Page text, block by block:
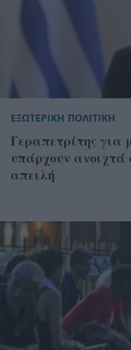
ΕΞΩΤΕΡΙΚΗ ΠΟΛΙΤΙΚΗ
Γεραπετρίτης για
υπάρχουν ανοιχτά
απειλή